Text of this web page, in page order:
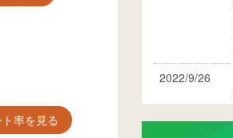
ト率を見る
2022/9/26